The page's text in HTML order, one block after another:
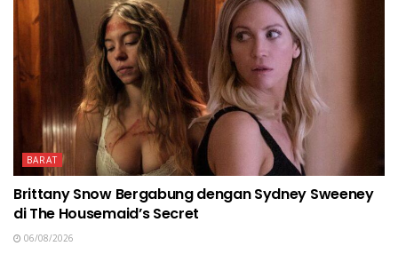
BARAT
Brittany Snow Bergabung dengan Sydney Sweeney
di The Housemaid’s Secret
06/08/2026